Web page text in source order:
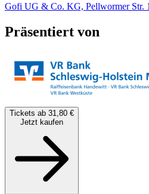
Gofi UG & Co. KG, Pellwormer Str.
Präsentiert von
Tickets ab 31,80 €
Jetzt kaufen